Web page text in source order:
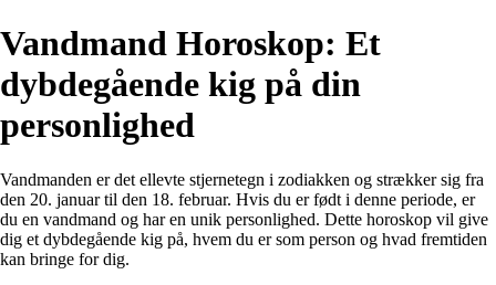
Vandmand Horoskop: Et
dybdegående kig på din
personlighed
Vandmanden er det ellevte stjernetegn i zodiakken og strækker sig fra
den 20. januar til den 18. februar. Hvis du er født i denne periode, er
du en vandmand og har en unik personlighed. Dette horoskop vil give
dig et dybdegående kig på, hvem du er som person og hvad fremtiden
kan bringe for dig.